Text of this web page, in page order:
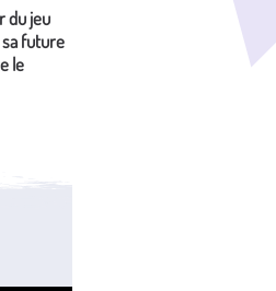
du jeu
sa future
le